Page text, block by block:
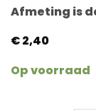
Afmeting is
€2,40
Op voorraad